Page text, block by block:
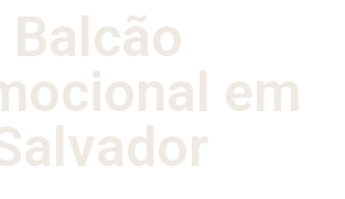
Balcão
em